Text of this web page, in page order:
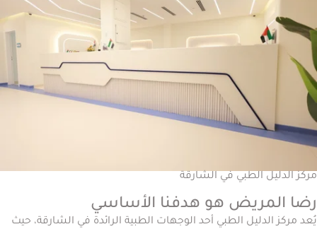
مركز الدليل الطبي في الشارقة
رضا المريض هو هدفنا الأساسي
يُعد مركز الدليل الطبي أحد الوجهات الطبية الرائدة في الشارقة، حيث